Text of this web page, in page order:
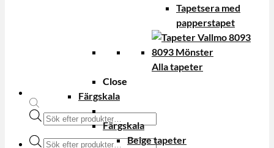
Produktsökning
Produktsökning
Tapetsera med
papperstapet
Alla tapeter
Close
Färgskala
Färgskala
Beige tapeter